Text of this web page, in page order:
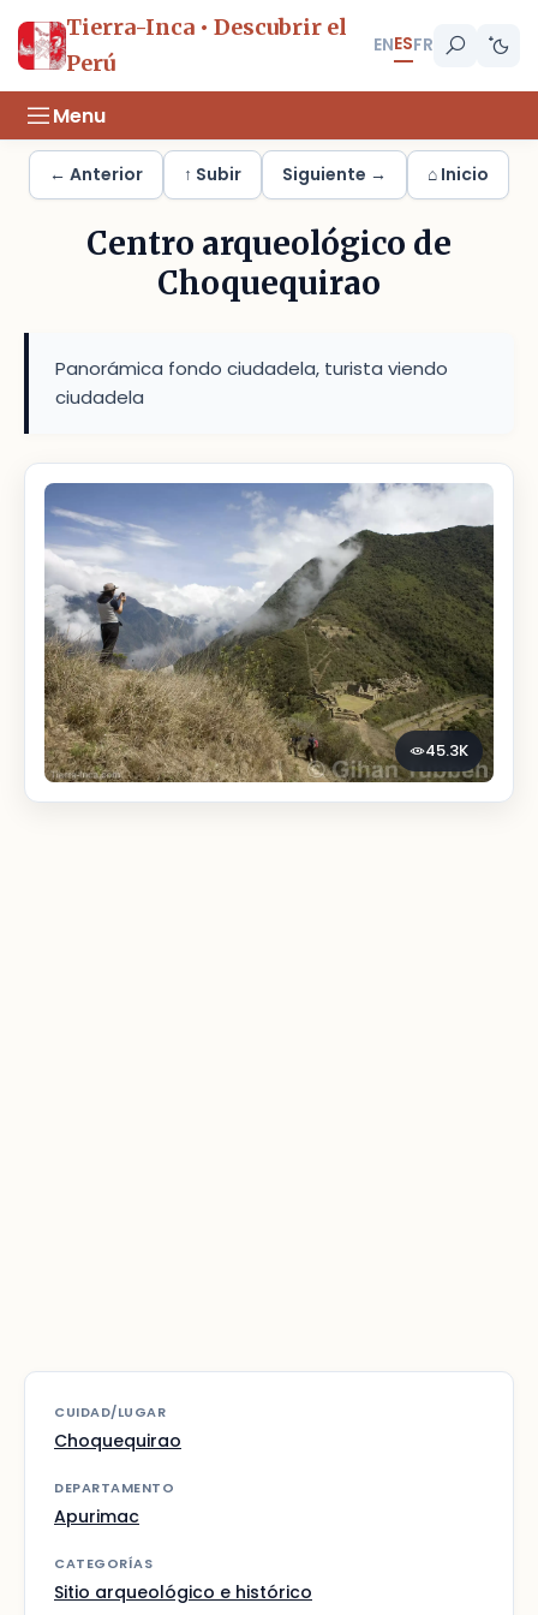
Tierra-Inca • Descubrir el
Perú
ENESFR
Menu
← Anterior ↑ Subir Siguiente → ⌂ Inicio
Centro arqueológico de
Choquequirao
Panorámica fondo ciudadela, turista viendo
ciudadela
45.3K
CUIDAD/LUGAR
Choquequirao
DEPARTAMENTO
Apurimac
CATEGORÍAS
Sitio arqueológico e histórico